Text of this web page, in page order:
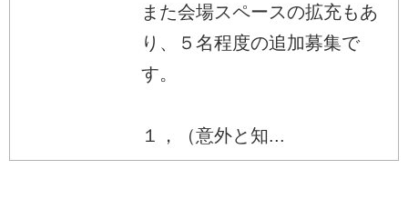
また会場スペースの拡充もあ
り、５名程度の追加募集で
す。
１，（意外と知...